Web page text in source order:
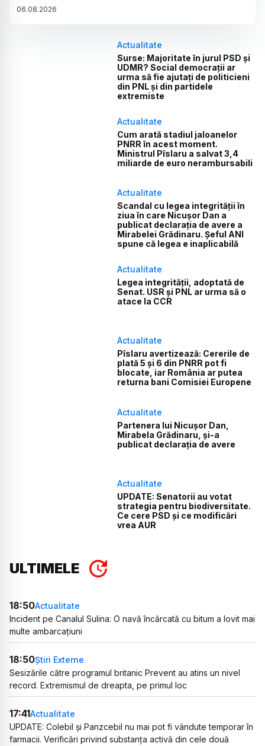
06.08.2026
Actualitate
Surse: Majoritate în jurul PSD și
UDMR? Social democrații ar
urma să fie ajutați de politicieni
din PNL și din partidele
extremiste
Actualitate
Cum arată stadiul jaloanelor
PNRR în acest moment.
Ministrul Pîslaru a salvat 3,4
miliarde de euro nerambursabili
Actualitate
Scandal cu legea integrității în
ziua în care Nicușor Dan a
publicat declarația de avere a
Mirabelei Grădinaru. Șeful ANI
spune că legea e inaplicabilă
Actualitate
Legea integrității, adoptată de
Senat. USR și PNL ar urma să o
atace la CCR
Actualitate
Pîslaru avertizează: Cererile de
plată 5 și 6 din PNRR pot fi
blocate, iar România ar putea
returna bani Comisiei Europene
Actualitate
Partenera lui Nicușor Dan,
Mirabela Grădinaru, și-a
publicat declarația de avere
Actualitate
UPDATE: Senatorii au votat
strategia pentru biodiversitate.
Ce cere PSD și ce modificări
vrea AUR
ULTIMELE
18:50Actualitate
Incident pe Canalul Sulina: O navă încărcată cu bitum a lovit mai
multe ambarcațiuni
18:50Știri Externe
Sesizările către programul britanic Prevent au atins un nivel
record. Extremismul de dreapta, pe primul loc
17:41Actualitate
UPDATE: Colebil și Panzcebil nu mai pot fi vândute temporar în
farmacii. Verificări privind substanța activă din cele două